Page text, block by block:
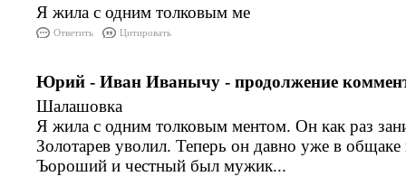
Я жила с одним толковым ме
Ответить Цитировать
Юрий - Иван Иванычу - продолжение
Шалашовка
Я жила с одним толковым ментом. Он как раз
Золотарев уволил. Теперь он давно уже в
Ъороший и честный был мужик...